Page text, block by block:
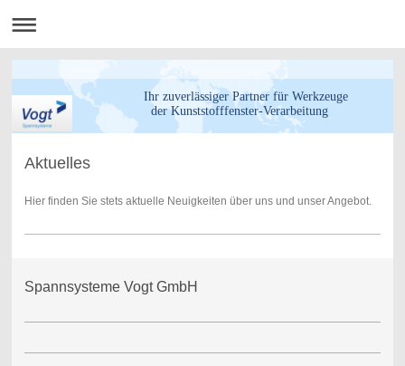
Ihr zuverlässiger Partner für Werkzeuge
der Kunststofffenster-Verarbeitung
Aktuelles
Hier finden Sie stets aktuelle Neuigkeiten über uns und unser Angebot.
Spannsysteme Vogt GmbH